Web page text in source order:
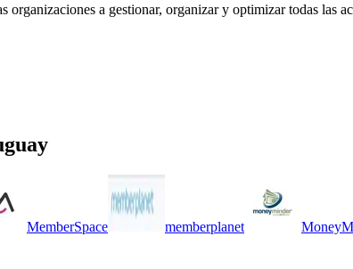
a gestionar, organizar y optimizar todas las
MemberSpace memberplanet